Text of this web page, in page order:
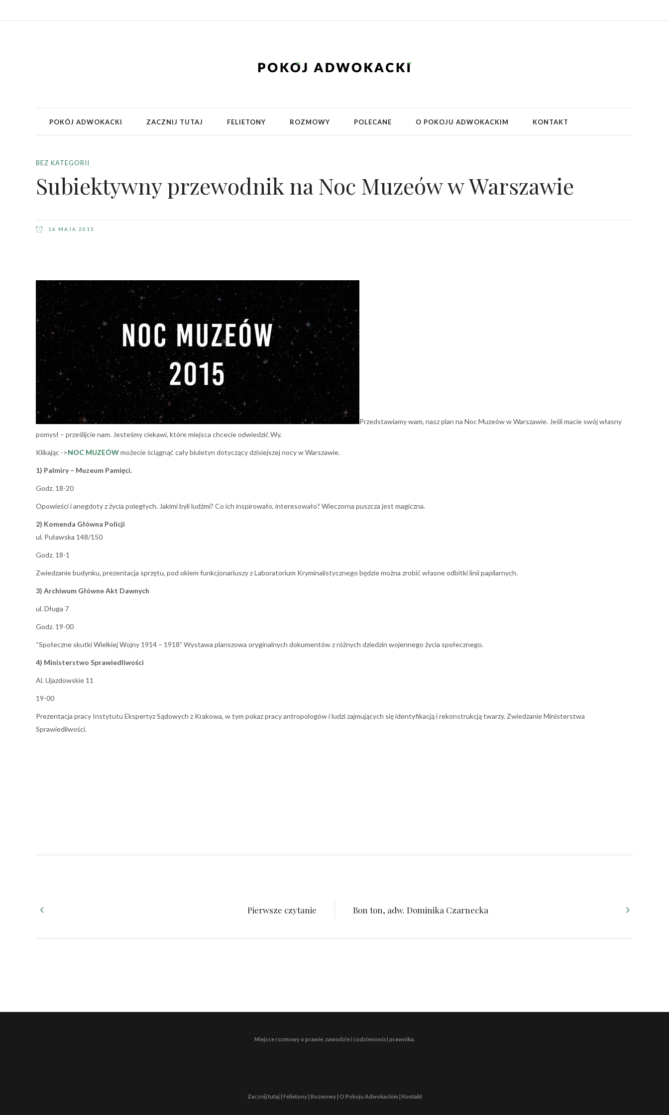
POKÓJ ADWOKACKI ZACZNIJ TUTAJ FELIETONY ROZMOWY POLECANE O POKOJU ADWOKACKIM KONTAKT
BEZ KATEGORII
Subiektywny przewodnik na Noc Muzeów w Warszawie
16 MAJA 2015
Przedstawiamy wam, nasz plan na Noc Muzeów w Warszawie. Jeśli macie swój własny
pomysł – prześlijcie nam. Jesteśmy ciekawi, które miejsca chcecie odwiedzić Wy.
Klikając ->NOC MUZEÓWmożecie ściągnąć cały biuletyn dotyczący dzisiejszej nocy w Warszawie.
1) Palmiry – Muzeum Pamięci.
Godz. 18-20
Opowieści i anegdoty z życia poległych. Jakimi byli ludźmi? Co ich inspirowało, interesowało? Wieczorna puszcza jest magiczna.
2) Komenda Główna Policji
ul. Puławska 148/150
Godz. 18-1
Zwiedzanie budynku, prezentacja sprzętu, pod okiem funkcjonariuszy z Laboratorium Kryminalistycznego będzie można zrobić własne odbitki linii papilarnych.
3) Archiwum Główne Akt Dawnych
ul. Długa 7
Godz. 19-00
“Społeczne skutki Wielkiej Wojny 1914 – 1918” Wystawa planszowa oryginalnych dokumentów z różnych dziedzin wojennego życia społecznego.
4) Ministerstwo Sprawiedliwości
Al. Ujazdowskie 11
19-00
Prezentacja pracy Instytutu Ekspertyz Sądowych z Krakowa, w tym pokaz pracy antropologów i ludzi zajmujących się identyfikacją i rekonstrukcją twarzy. Zwiedzanie Ministerstwa
Sprawiedliwości.
Pierwsze czytanie Bon ton, adw. Dominika Czarnecka
Miejsce rozmowy o prawie, zawodzie i codzienności prawnika.
Zacznij tutaj | Felietony | Rozmowy | O Pokoju Adwokackim | Kontakt